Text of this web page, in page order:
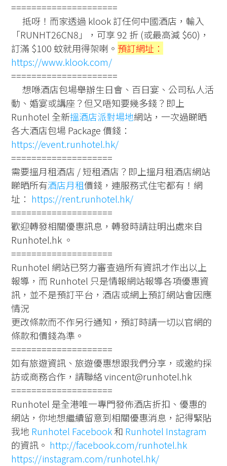
=====================
抵呀！而家透過 klook 訂任何中國酒店，輸入
「RUNHT26CN8」，可享 92 折 (或最高減 $60)，
訂滿 $100 蚊就用得架喇。 預訂網址：
https://www.klook.com/
=====================
想喺酒店包場舉辦生日會、百日宴、公司私人活
動、婚宴或講座？但又唔知要幾多錢？即上
Runhotel 全新搵酒店派對場地網站，一次過睇晒
各大酒店包場 Package 價錢：
https://event.runhotel.hk/
====================
需要搵月租酒店 / 短租酒店？即上搵月租酒店網站
睇晒所有酒店月租價錢，連服務式住宅都有！網
址： https://rent.runhotel.hk/
====================
歡迎轉發相關優惠訊息，轉發時請註明出處來自
Runhotel.hk 。
====================
Runhotel 網站已努力審查過所有資訊才作出以上
報導，而 Runhotel 只是情報網站報導各項優惠資
訊，並不是預訂平台，酒店或網上預訂網站會因應
情況
更改條款而不作另行通知，預訂時請一切以官網的
條款和價錢為準。
====================
如有旅遊資訊、旅遊優惠想跟我們分享，或邀約採
訪或商務合作，請聯絡 vincent@runhotel.hk
====================
Runhotel 是全港唯一專門發佈酒店折扣、優惠的
網站，你地想繼續留意到相關優惠消息，記得緊貼
我地 Runhotel Facebook和 Runhotel Instagram
的資訊。 http://facebook.com/runhotel.hk
https://instagram.com/runhotel.hk/